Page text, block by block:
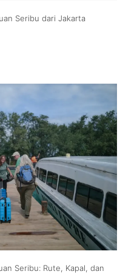
Seribu dari Jakarta
Seribu: Rute, Kapal, dan